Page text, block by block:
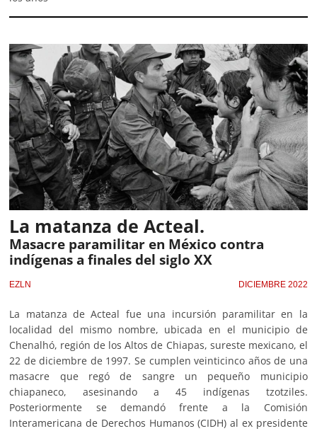
La matanza de Acteal.
Masacre paramilitar en México contra
indígenas a finales del siglo XX
EZLN DICIEMBRE 2022
La matanza de Acteal fue una incursión paramilitar en la
localidad del mismo nombre, ubicada en el municipio de
Chenalhó, región de los Altos de Chiapas, sureste mexicano, el
22 de diciembre de 1997. Se cumplen veinticinco años de una
masacre que regó de sangre un pequeño municipio
chiapaneco, asesinando a 45 indígenas tzotziles.
Posteriormente se demandó frente a la Comisión
Interamericana de Derechos Humanos (CIDH) al ex presidente